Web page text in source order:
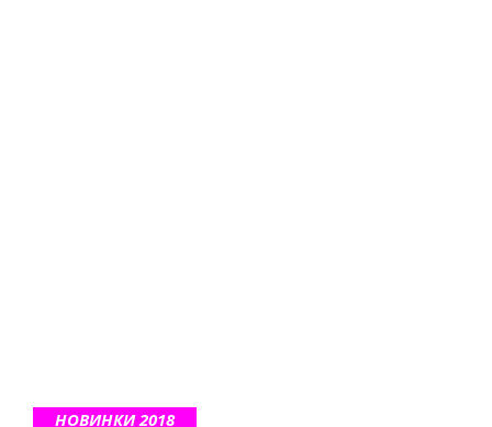
НОВИНКИ 2018